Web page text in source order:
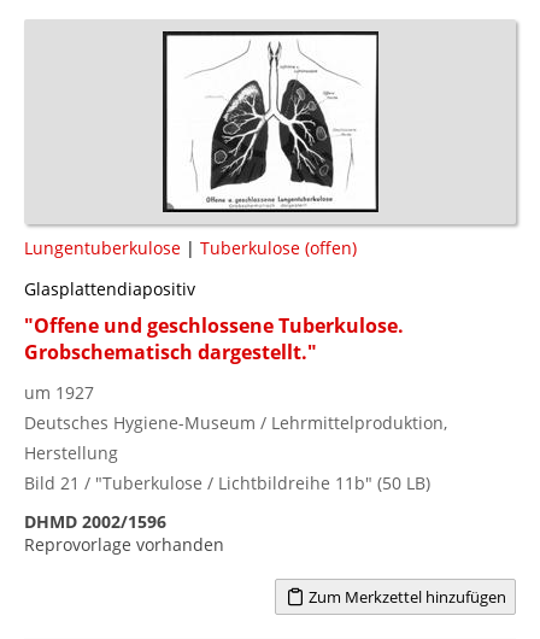
Lungentuberkulose | Tuberkulose (offen)
Glasplattendiapositiv
"Offene und geschlossene Tuberkulose.
Grobschematisch dargestellt."
um 1927
Deutsches Hygiene-Museum / Lehrmittelproduktion,
Herstellung
Bild 21 / "Tuberkulose / Lichtbildreihe 11b" (50 LB)
DHMD 2002/1596
Reprovorlage vorhanden
Zum Merkzettel hinzufügen